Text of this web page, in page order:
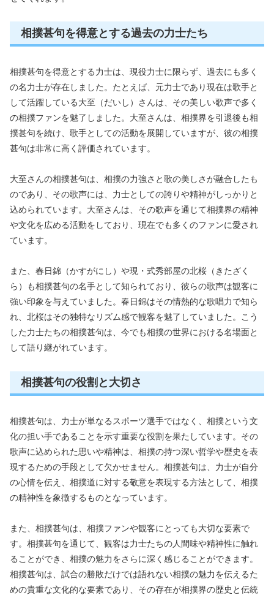
相撲甚句を得意とする過去の力士たち
相撲甚句を得意とする力士は、現役力士に限らず、過去にも多く
の名力士が存在しました。たとえば、元力士であり現在は歌手と
して活躍している大至（だいし）さんは、その美しい歌声で多く
の相撲ファンを魅了しました。大至さんは、相撲界を引退後も相
撲甚句を続け、歌手としての活動を展開していますが、彼の相撲
甚句は非常に高く評価されています。
大至さんの相撲甚句は、相撲の力強さと歌の美しさが融合したも
のであり、その歌声には、力士としての誇りや精神がしっかりと
込められています。大至さんは、その歌声を通じて相撲界の精神
や文化を広める活動をしており、現在でも多くのファンに愛され
ています。
また、春日錦（かすがにし）や現・式秀部屋の北桜（きたざく
ら）も相撲甚句の名手として知られており、彼らの歌声は観客に
強い印象を与えていました。春日錦はその情熱的な歌唱力で知ら
れ、北桜はその独特なリズム感で観客を魅了していました。こう
した力士たちの相撲甚句は、今でも相撲の世界における名場面と
して語り継がれています。
相撲甚句の役割と大切さ
相撲甚句は、力士が単なるスポーツ選手ではなく、相撲という文
化の担い手であることを示す重要な役割を果たしています。その
歌声に込められた思いや精神は、相撲の持つ深い哲学や歴史を表
現するための手段として欠かせません。相撲甚句は、力士が自分
の心情を伝え、相撲道に対する敬意を表現する方法として、相撲
の精神性を象徴するものとなっています。
また、相撲甚句は、相撲ファンや観客にとっても大切な要素で
す。相撲甚句を通じて、観客は力士たちの人間味や精神性に触れ
ることができ、相撲の魅力をさらに深く感じることができます。
相撲甚句は、試合の勝敗だけでは語れない相撲の魅力を伝えるた
めの貴重な文化的な要素であり、その存在が相撲界の歴史と伝統